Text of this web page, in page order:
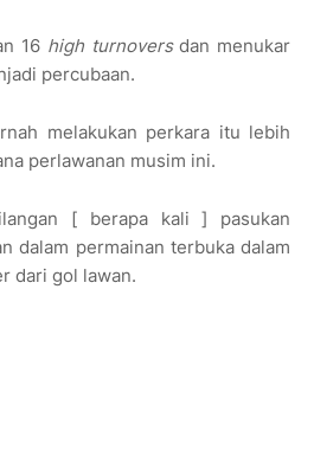
16 high turnoversdan menukar
percubaan.
melakukan perkara itu lebih
perlawanan musim ini.
[ berapa kali ] pasukan
dalam permainan terbuka dalam
dari gol lawan.